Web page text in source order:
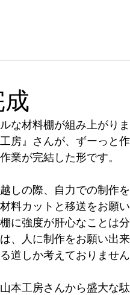
な材料棚が組み上がりま
房』さんが、ずーっと
業が完結した形です。
しの際、自力での制作
料カットと移送をお願
に強度が肝心なことは
、人に制作をお願い出
道しか考えておりません
本工房さんから盛大な